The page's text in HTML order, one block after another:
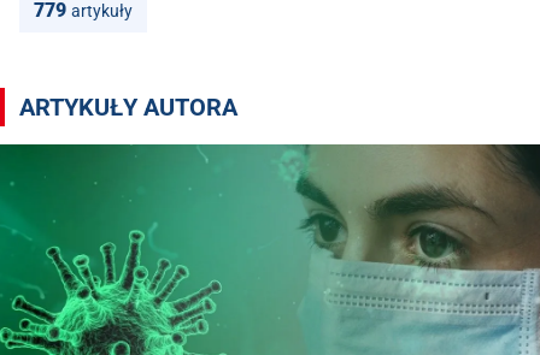
779 artykuły
Artykuły autora ms
ARTYKUŁY AUTORA